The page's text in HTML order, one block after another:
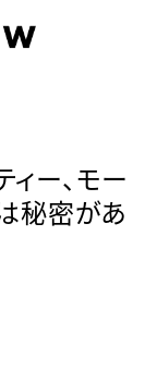
ィー、モー
秘密があ